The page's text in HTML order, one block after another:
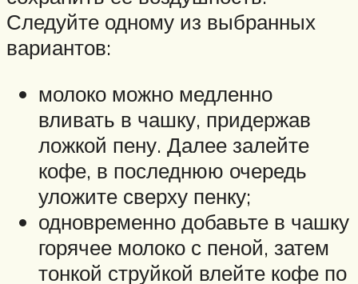
Следуйте одному из выбранных
вариантов:
молоко можно медленно
вливать в чашку, придержав
ложкой пену. Далее залейте
кофе, в последнюю очередь
уложите сверху пенку;
одновременно добавьте в чашку
горячее молоко с пеной, затем
тонкой струйкой влейте кофе по